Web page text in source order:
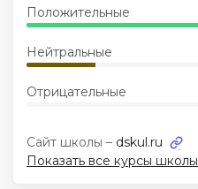
Положительные
Нейтральные
Отрицательные
Показать все курсы школы
Сайт школы – dskul.ru
Менеджмент